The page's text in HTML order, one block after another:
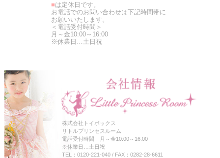
■は定休日です。
お電話でのお問い合わせは下記時間帯に
お願いいたします。
＜電話受付時間＞
月～金10:00～16:00
※休業日…土日祝
株式会社トイボックス
リトルプリンセスルーム
電話受付時間 月～金10:00～16:00
※休業日…土日祝
TEL：0120-221-040 / FAX：0282-28-6611